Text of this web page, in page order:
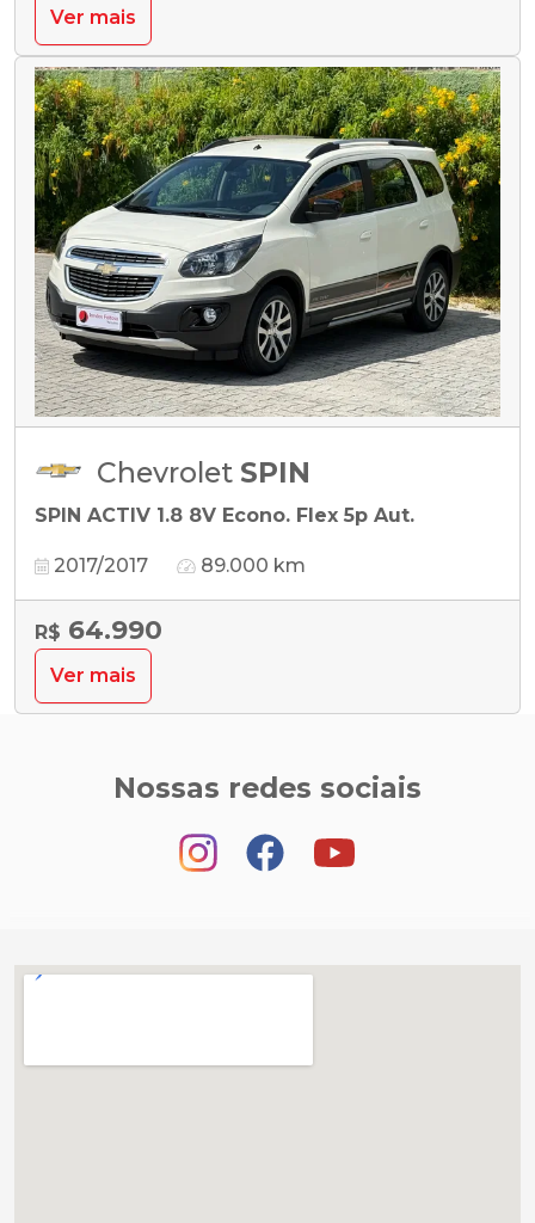
Ver mais
Chevrolet SPIN
SPIN ACTIV 1.8 8V Econo. Flex 5p Aut.
2017/2017 89.000 km
R$ 64.990
Ver mais
Nossas redes sociais